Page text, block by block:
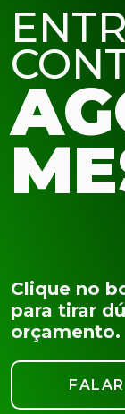
Clique no
para tirar
orçamento.